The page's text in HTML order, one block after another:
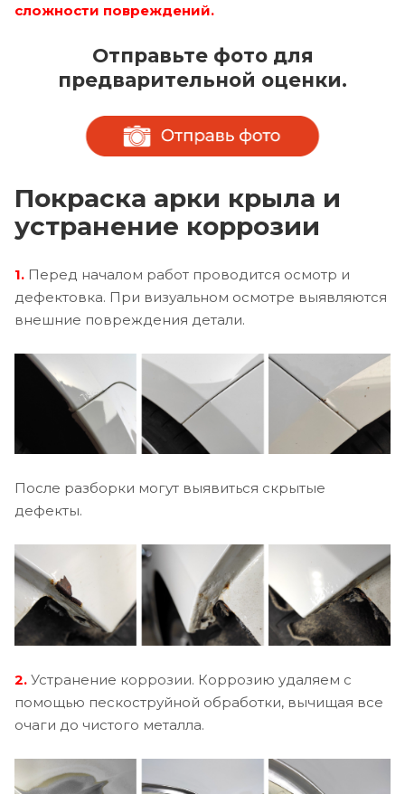
сложности повреждений.
Отправьте фото для
предварительной оценки.
Покраска арки крыла и
устранение коррозии
1. Перед началом работ проводится осмотр и
дефектовка. При визуальном осмотре выявляются
внешние повреждения детали.
После разборки могут выявиться скрытые
дефекты.
2. Устранение коррозии. Коррозию удаляем с
помощью пескоструйной обработки, вычищая все
очаги до чистого металла.